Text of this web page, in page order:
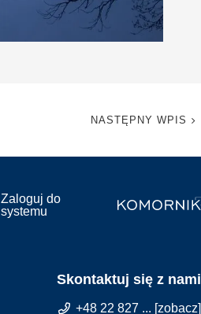
NASTĘPNY WPIS
Zaloguj do
systemu
Skontaktuj się z nami
+48 22 827 ... [zobacz]